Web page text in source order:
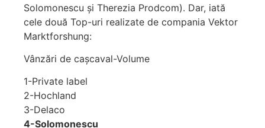
Solomonescu şi Therezia Prodcom). Dar, iată
cele două Top-uri realizate de compania Vektor
Marktforshung:
Vânzări de cașcaval-Volume
1-Private label
2-Hochland
3-Delaco
4-Solomonescu